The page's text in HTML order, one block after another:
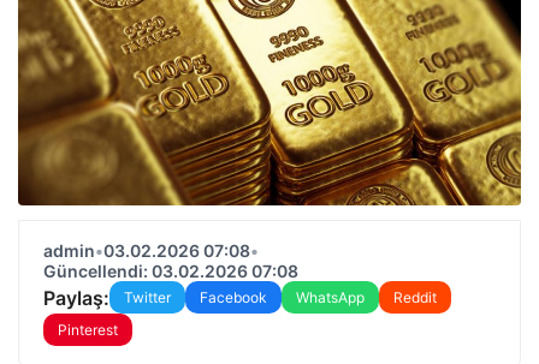
admin•03.02.2026 07:08•
Güncellendi: 03.02.2026 07:08
Paylaş: Twitter Facebook WhatsApp
Reddit
Pinterest